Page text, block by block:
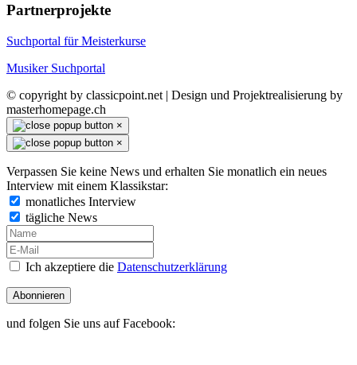
Partnerprojekte
Suchportal für Meisterkurse
Musiker Suchportal
© copyright by classicpoint.net | Design und Projektrealisierung by
masterhomepage.ch
×
×
Verpassen Sie keine News und erhalten Sie monatlich ein neues
Interview mit einem Klassikstar:
monatliches Interview
tägliche News
Ich akzeptiere die Datenschutzerklärung
Abonnieren
und folgen Sie uns auf Facebook: